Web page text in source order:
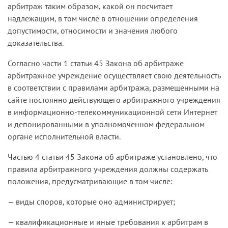
арбитраж таким образом, какой он посчитает
надлежащим, в том числе в отношении определения
допустимости, относимости и значения любого
доказательства.
Согласно части 1 статьи 45 Закона об арбитраже
арбитражное учреждение осуществляет свою деятельность
в соответствии с правилами арбитража, размещенными на
сайте постоянно действующего арбитражного учреждения
в информационно-телекоммуникационной сети Интернет
и депонированными в уполномоченном федеральном
органе исполнительной власти.
Частью 4 статьи 45 Закона об арбитраже установлено, что
правила арбитражного учреждения должны содержать
положения, предусматривающие в том числе:
— виды споров, которые оно администрирует;
— квалификационные и иные требования к арбитрам в